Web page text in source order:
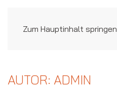
Zum Hauptinhalt springen
AUTOR: ADMIN